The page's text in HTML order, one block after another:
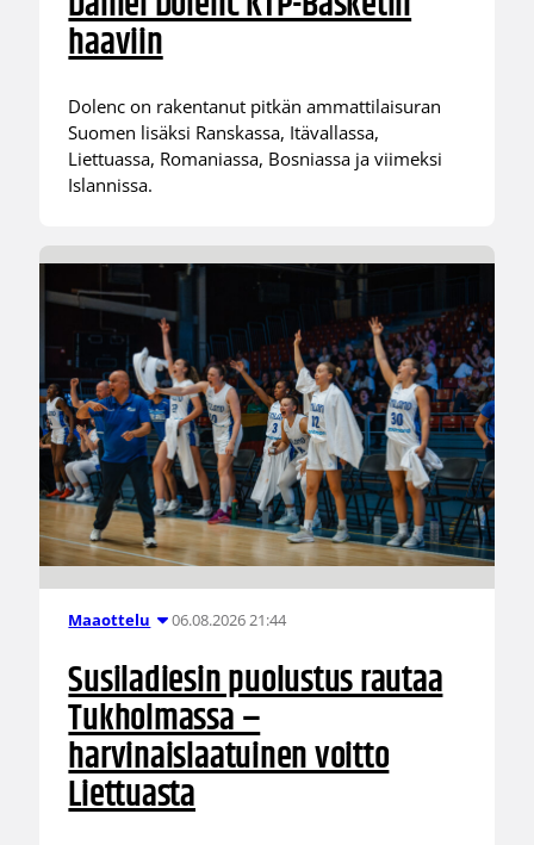
haaviin
Dolenc on rakentanut pitkän ammattilaisuran
Suomen lisäksi Ranskassa, Itävallassa,
Liettuassa, Romaniassa, Bosniassa ja viimeksi
Islannissa.
Maaottelu 06.08.2026 21:44
Susiladiesin puolustus rautaa
Tukholmassa –
harvinaislaatuinen voitto
Liettuasta